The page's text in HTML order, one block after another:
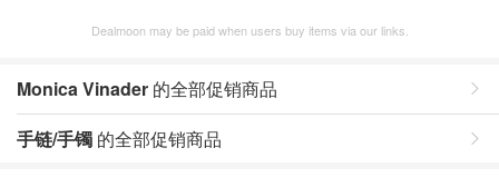
Dealmoon may be paid when users buy items via our links.
Monica Vinader 的全部促销商品
手链/手镯 的全部促销商品